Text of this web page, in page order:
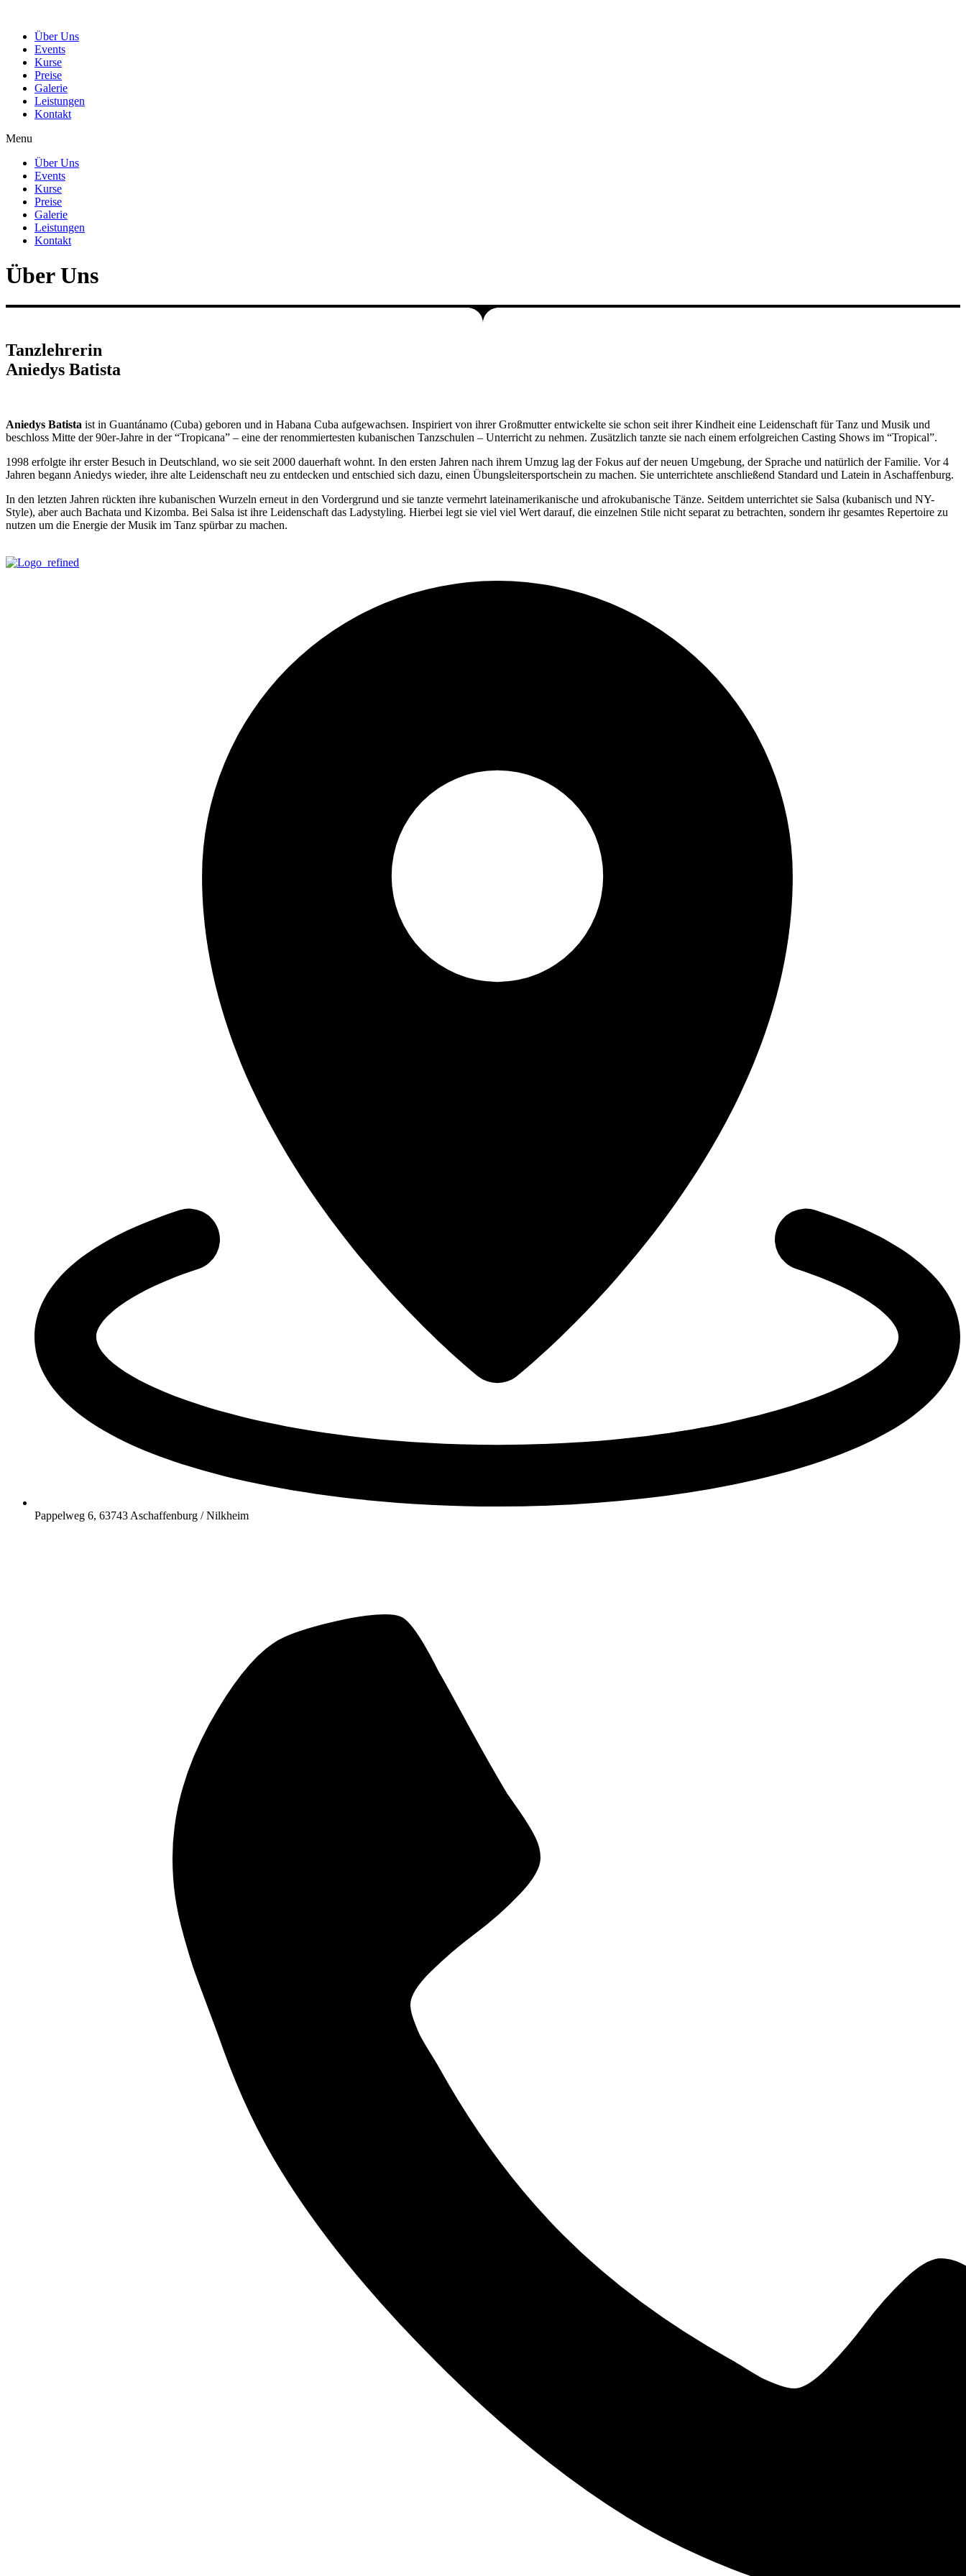
Über Uns
Events
Kurse
Preise
Galerie
Leistungen
Kontakt
Menu
Über Uns
Events
Kurse
Preise
Galerie
Leistungen
Kontakt
Über Uns
Tanzlehrerin
Aniedys Batista
Aniedys Batista ist in Guantánamo (Cuba) geboren und in Habana Cuba aufgewachsen. Inspiriert von ihrer Großmutter entwickelte sie schon seit ihrer Kindheit eine Leidenschaft für Tanz und Musik und
beschloss Mitte der 90er-Jahre in der “Tropicana” – eine der renommiertesten kubanischen Tanzschulen – Unterricht zu nehmen. Zusätzlich tanzte sie nach einem erfolgreichen Casting Shows im “Tropical”.
1998 erfolgte ihr erster Besuch in Deutschland, wo sie seit 2000 dauerhaft wohnt. In den ersten Jahren nach ihrem Umzug lag der Fokus auf der neuen Umgebung, der Sprache und natürlich der Familie. Vor 4
Jahren begann Aniedys wieder, ihre alte Leidenschaft neu zu entdecken und entschied sich dazu, einen Übungsleitersportschein zu machen. Sie unterrichtete anschließend Standard und Latein in Aschaffenburg.
In den letzten Jahren rückten ihre kubanischen Wurzeln erneut in den Vordergrund und sie tanzte vermehrt lateinamerikanische und afrokubanische Tänze. Seitdem unterrichtet sie Salsa (kubanisch und NY-
Style), aber auch Bachata und Kizomba. Bei Salsa ist ihre Leidenschaft das Ladystyling. Hierbei legt sie viel viel Wert darauf, die einzelnen Stile nicht separat zu betrachten, sondern ihr gesamtes Repertoire zu
nutzen um die Energie der Musik im Tanz spürbar zu machen.
Pappelweg 6, 63743 Aschaffenburg / Nilkheim